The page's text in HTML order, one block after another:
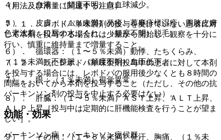
４）． 血液：（頻度不明）白血球減少。
５）． 皮膚：（１％未満）発疹、蕁麻疹様湿疹、四肢皮膚
色素沈着、口唇の水ぶくれ、（頻度不明）脱毛。
６）． 循環器：（１〜５％未満）動悸、たちくらみ、
（１％未満）不整脈、（頻度不明）血圧低下。
７）． 眼：（１％未満）視覚異常。
８）． 肝臓：（１〜５％未満）ＡＳＴ上昇、ＡＬＴ上昇、
ＡＬＰ上昇［投与中は定期的に肝機能検査を行うことが望ま
しい］。
９）． その他：（１〜５％未満）発汗、胸痛、（１％未
（用法及び用量に関連する注意）
７．１． レボドパ単味製剤の投与を受けていない患者に対
して本剤を投与する場合には少量から開始し、観察を十分に
行い、慎重に維持量まで増量すること。
７．２． 既にレボドパ単味製剤投与中の患者に対して本剤
を投与する場合には、レボドパの服用後少なくとも８時間の
間隔をおいてから本剤を投与すること（ただし、その他の抗
パーキンソン剤の投与を中止する必要はない）。
効能・効果
パーキンソン病・パーキンソン症候群。